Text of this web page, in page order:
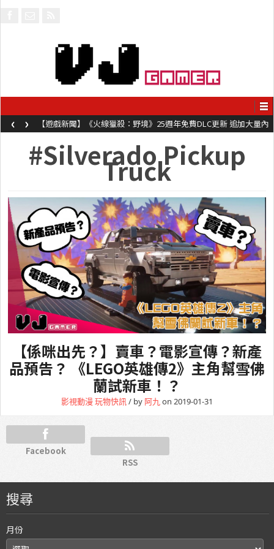
【遊戲新聞】《火線獵殺：野境》25週年免費DLC更新 追加大量內
容同時系舊作限時超平價折扣
‹ ›
#Silverado Pickup
Truck
【係咪出先？】賣車？電影宣傳？新產
品預告？ 《LEGO英雄傳2》主角幫雪佛
蘭試新車！？
影視動漫 玩物快訊 / by 阿九 on 2019-01-31
Facebook
RSS
搜尋
月份